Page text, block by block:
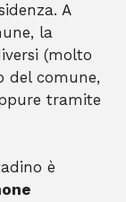
A
la
(molto
del comune,
tramite
è